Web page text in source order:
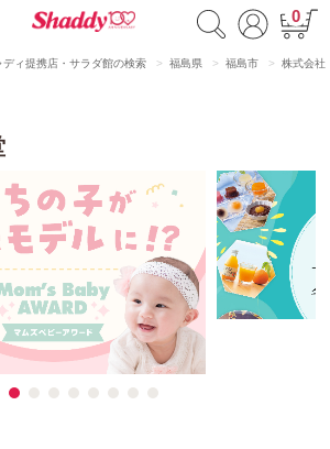
0
ディ提携店・サラダ館の検索 福島県 福島市
株式会社